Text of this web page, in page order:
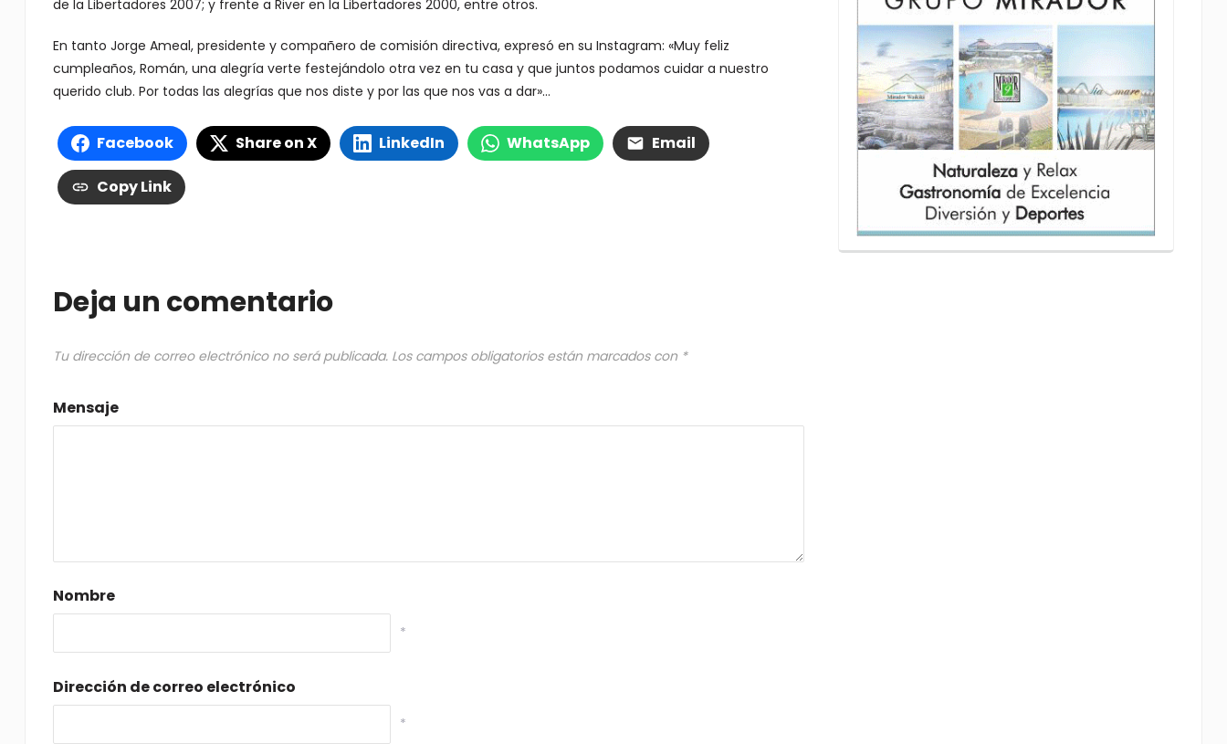
de la Libertadores 2007; y frente a River en la Libertadores 2000, entre otros.
En tanto Jorge Ameal, presidente y compañero de comisión directiva, expresó en su Instagram: «Muy feliz
cumpleaños, Román, una alegría verte festejándolo otra vez en tu casa y que juntos podamos cuidar a nuestro
querido club. Por todas las alegrías que nos diste y por las que nos vas a dar»…
Facebook Share on X LinkedIn WhatsApp Email
Copy Link
Deja un comentario
Tu dirección de correo electrónico no será publicada. Los campos obligatorios están marcados con *
Mensaje
Nombre
*
Dirección de correo electrónico
*